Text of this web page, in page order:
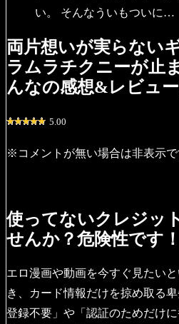
い。 そんなういもついに…
両片想いが実らない
ラムラチクニーが止
んなの感想&レビュ
5.00
※コメントが無い場合は非表示で
使ってないクレジッ
せんか？危険性です！
エロ漫画や動画を今すぐ見たい
き、カード情報だけを掠め取る
登録不要」や「認証のためだけ